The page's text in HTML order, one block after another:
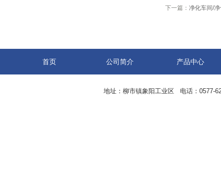
下一篇： 净化车间/
首页 公司简介 产品中心
地址：柳市镇象阳工业区 电话：0577-